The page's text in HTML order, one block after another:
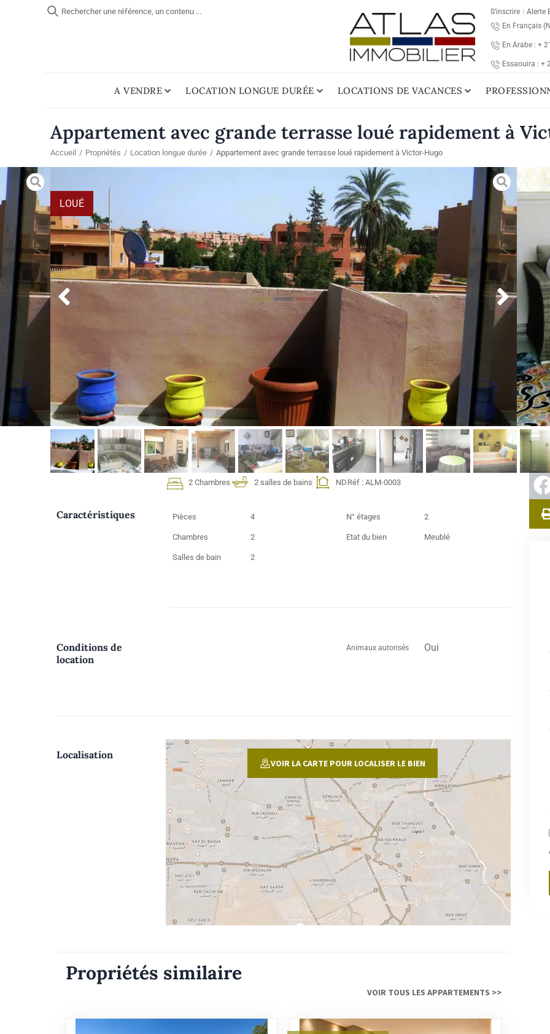
Rechercher une référence, un contenu ... S’inscrire Alerte
En Français
En Arabe : +
Essaouira : +
A VENDRE LOCATION LONGUE DURÉE LOCATIONS DE VACANCES
Appartement avec grande terrasse loué rapidement à
Accueil / Propriétés / Location longue durée / Appartement avec grande terrasse loué rapidement à Victor-Hugo
LOUÉ
2 Chambres 2 salles de bains ND Réf : ALM-0003
Caractéristiques Pièces 4
Chambres 2
Salles de bain 2
N° étages 2
Etat du bien Meublé
Conditions de
location
Animaux autorisés Oui
Localisation
VOIR LA CARTE POUR LOCALISER LE BIEN
Propriétés similaire
VOIR TOUS LES APPARTEMENTS >>
Il se
Ce